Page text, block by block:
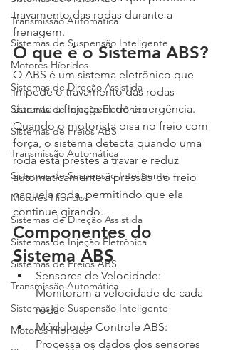
Transmissão Automática
Sistemas de Suspensão Inteligente
Motores Híbridos
Sistemas de Direção Assistida
Sistemas de Injeção Eletrônica
Sistemas de Freios ABS
Transmissão Automática
Sistemas de Suspensão Inteligente
Motores Híbridos
Sistemas de Direção Assistida
Sistemas de Injeção Eletrônica
Sistemas de Freios ABS
Transmissão Automática
Sistemas de Suspensão Inteligente
Motores Híbridos
travamento das rodas durante a
frenagem.
O que é o Sistema ABS?
O ABS é um sistema eletrônico que
impede o travamento das rodas
durante a frenagem de emergência.
Quando o motorista pisa no freio com
força, o sistema detecta quando uma
roda está prestes a travar e reduz
automaticamente a pressão do freio
naquela roda, permitindo que ela
continue girando.
Componentes do
Sistema ABS
Sensores de Velocidade:
Monitoram a velocidade de cada
roda
Módulo de Controle ABS:
Processa os dados dos sensores